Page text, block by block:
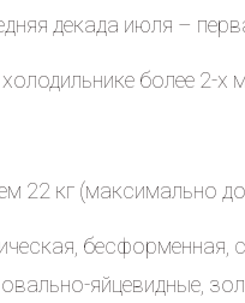
декада июля –
более 2-х
22 кг (максимально
овально-яйцевидные,